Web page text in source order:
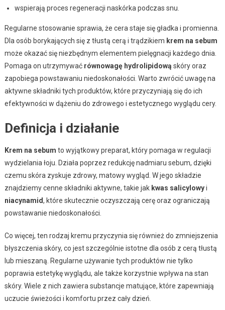
wspierają proces regeneracji naskórka podczas snu.
Regularne stosowanie sprawia, że cera staje się gładka i promienna.
Dla osób borykających się z tłustą cerą i trądzikiem krem na sebum
może okazać się niezbędnym elementem pielęgnacji każdego dnia.
Pomaga on utrzymywać równowagę hydrolipidową skóry oraz
zapobiega powstawaniu niedoskonałości. Warto zwrócić uwagę na
aktywne składniki tych produktów, które przyczyniają się do ich
efektywności w dążeniu do zdrowego i estetycznego wyglądu cery.
Definicja i działanie
Krem na sebum to wyjątkowy preparat, który pomaga w regulacji
wydzielania łoju. Działa poprzez redukcję nadmiaru sebum, dzięki
czemu skóra zyskuje zdrowy, matowy wygląd. W jego składzie
znajdziemy cenne składniki aktywne, takie jak kwas salicylowyi
niacynamid, które skutecznie oczyszczają cerę oraz ograniczają
powstawanie niedoskonałości.
Co więcej, ten rodzaj kremu przyczynia się również do zmniejszenia
błyszczenia skóry, co jest szczególnie istotne dla osób z cerą tłustą
lub mieszaną. Regularne używanie tych produktów nie tylko
poprawia estetykę wyglądu, ale także korzystnie wpływa na stan
skóry. Wiele z nich zawiera substancje matujące, które zapewniają
uczucie świeżości i komfortu przez cały dzień.